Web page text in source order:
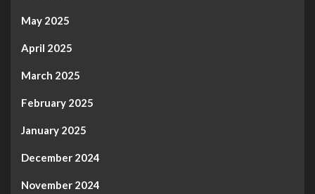
May 2025
April 2025
March 2025
February 2025
January 2025
December 2024
November 2024